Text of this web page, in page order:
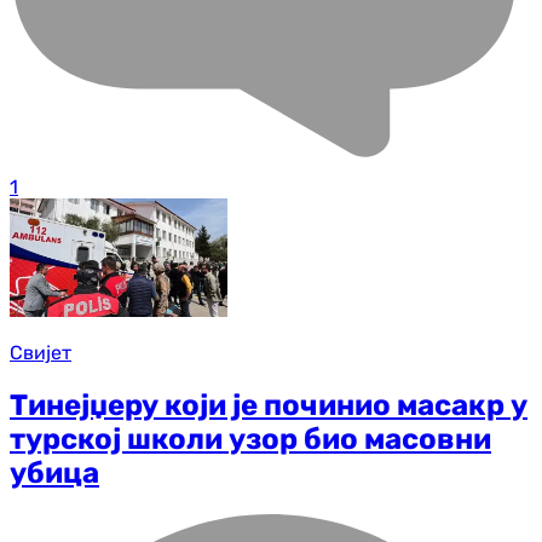
1
Свијет
Тинејџеру који је починио масакр у
турској школи узор био масовни
убица